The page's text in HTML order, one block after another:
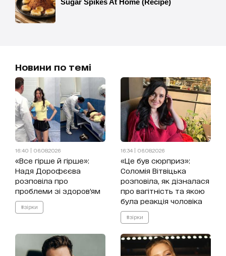
Новини по темі
16:40 | 06.08.2026
«Все гірше й гірше»:
Надя Дорофєєва
розповіла про
проблеми зі здоров’ям
#зірки
16:34 | 06.08.2026
«Це був сюрприз»:
Соломія Вітвіцька
розповіла, як дізналася
про вагітність та якою
була реакція чоловіка
#зірки